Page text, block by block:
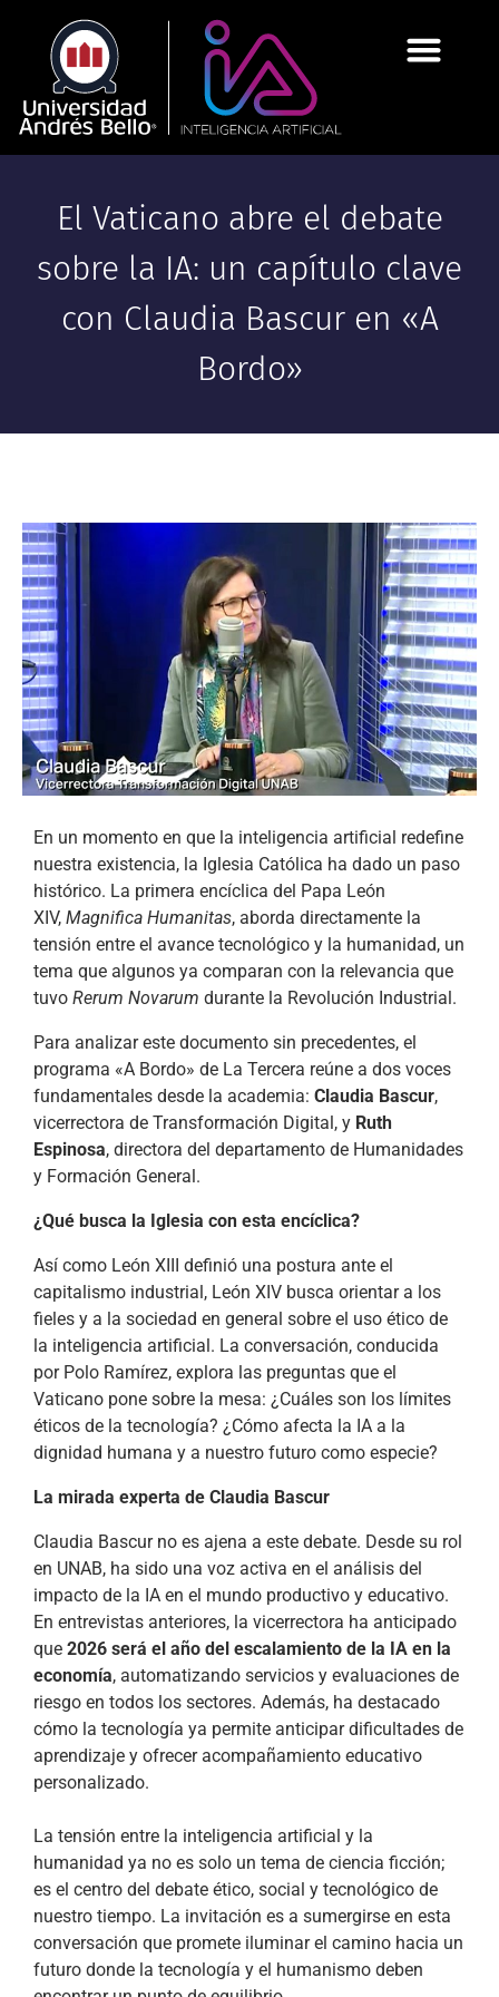
El Vaticano abre el debate
sobre la IA: un capítulo clave
con Claudia Bascur en «A
Bordo»
En un momento en que la inteligencia artificial redefine
nuestra existencia, la Iglesia Católica ha dado un paso
histórico. La primera encíclica del Papa León
XIV, Magnifica Humanitas, aborda directamente la
tensión entre el avance tecnológico y la humanidad, un
tema que algunos ya comparan con la relevancia que
tuvo Rerum Novarum durante la Revolución Industrial.
Para analizar este documento sin precedentes, el
programa «A Bordo» de La Tercera reúne a dos voces
fundamentales desde la academia: Claudia Bascur,
vicerrectora de Transformación Digital, y Ruth
Espinosa, directora del departamento de Humanidades
y Formación General.
¿Qué busca la Iglesia con esta encíclica?
Así como León XIII definió una postura ante el
capitalismo industrial, León XIV busca orientar a los
fieles y a la sociedad en general sobre el uso ético de
la inteligencia artificial. La conversación, conducida
por Polo Ramírez, explora las preguntas que el
Vaticano pone sobre la mesa: ¿Cuáles son los límites
éticos de la tecnología? ¿Cómo afecta la IA a la
dignidad humana y a nuestro futuro como especie?
La mirada experta de Claudia Bascur
Claudia Bascur no es ajena a este debate. Desde su rol
en UNAB, ha sido una voz activa en el análisis del
impacto de la IA en el mundo productivo y educativo.
En entrevistas anteriores, la vicerrectora ha anticipado
que 2026 será el año del escalamiento de la IA en la
economía, automatizando servicios y evaluaciones de
riesgo en todos los sectores. Además, ha destacado
cómo la tecnología ya permite anticipar dificultades de
aprendizaje y ofrecer acompañamiento educativo
personalizado.
La tensión entre la inteligencia artificial y la
humanidad ya no es solo un tema de ciencia ficción;
es el centro del debate ético, social y tecnológico de
nuestro tiempo. La invitación es a sumergirse en esta
conversación que promete iluminar el camino hacia un
futuro donde la tecnología y el humanismo deben